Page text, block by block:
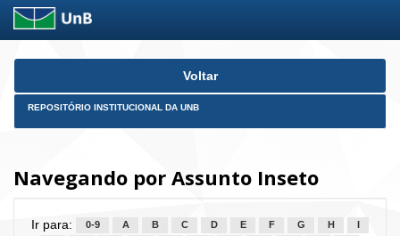
Skip
Voltar
REPOSITÓRIO INSTITUCIONAL DA UNB
Navegando por Assunto Inseto
Ir para: 0-9 A B C D E F G H